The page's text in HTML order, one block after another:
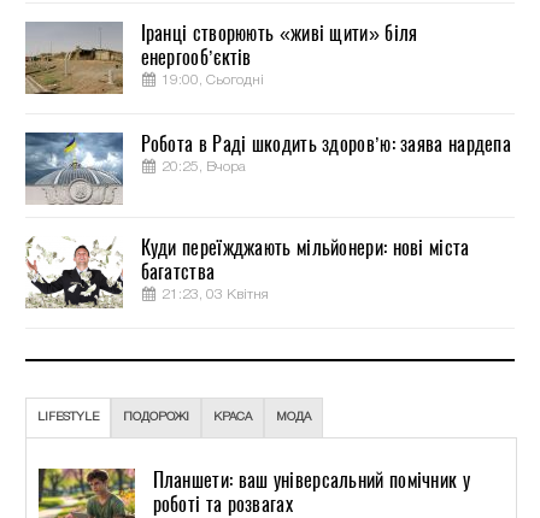
Іранці створюють «живі щити» біля
енергооб’єктів
19:00, Сьогодні
Робота в Раді шкодить здоров’ю: заява нардепа
20:25, Вчора
Куди переїжджають мільйонери: нові міста
багатства
21:23, 03 Квітня
LIFESTYLE ПОДОРОЖІ КРАСА МОДА
Планшети: ваш універсальний помічник у
роботі та розвагах